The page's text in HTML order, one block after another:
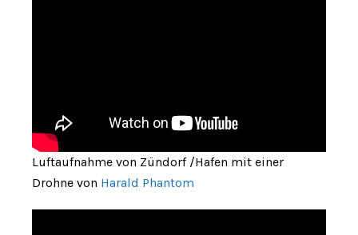
Luftaufnahme von Zündorf /Hafen mit einer
Drohne von Harald Phantom